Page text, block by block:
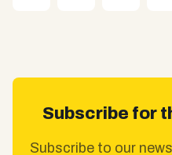
Subscribe for
Subscribe to our